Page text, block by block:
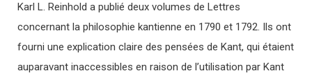
Karl L. Reinhold a publié deux volumes de Lettres
concernant la philosophie kantienne en 1790 et 1792. Ils ont
fourni une explication claire des pensées de Kant, qui étaient
auparavant inaccessibles en raison de l’utilisation par Kant